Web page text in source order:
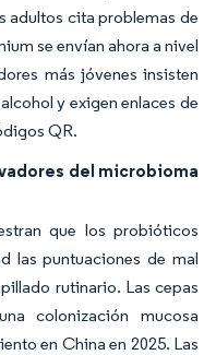
adultos cita problemas de
se envían ahora a nivel
más jóvenes insisten
y exigen enlaces de
QR.
del microbioma
que los probióticos
las puntuaciones de mal
rutinario. Las cepas
colonización mucosa
en China en 2025. Las